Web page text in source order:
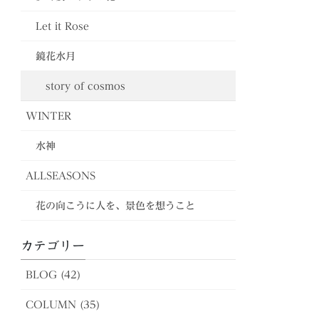
Let it Rose
鏡花水月
story of cosmos
WINTER
水神
ALLSEASONS
花の向こうに人を、景色を想うこと
カテゴリー
BLOG (42)
COLUMN (35)